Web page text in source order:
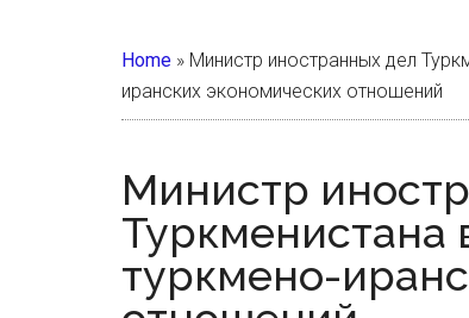
Home » Министр иностранных дел
иранских экономических отношений
Министр
Туркменистана
туркмено-